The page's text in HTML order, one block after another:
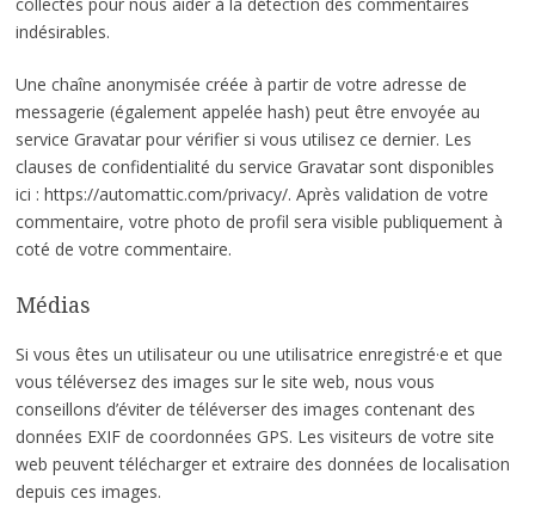
indésirables.
Une chaîne anonymisée créée à partir de votre adresse de
messagerie (également appelée hash) peut être envoyée au
service Gravatar pour vérifier si vous utilisez ce dernier. Les
clauses de confidentialité du service Gravatar sont disponibles
ici : https://automattic.com/privacy/. Après validation de votre
commentaire, votre photo de profil sera visible publiquement à
coté de votre commentaire.
Médias
Si vous êtes un utilisateur ou une utilisatrice enregistré·e et que
vous téléversez des images sur le site web, nous vous
conseillons d’éviter de téléverser des images contenant des
données EXIF de coordonnées GPS. Les visiteurs de votre site
web peuvent télécharger et extraire des données de localisation
depuis ces images.